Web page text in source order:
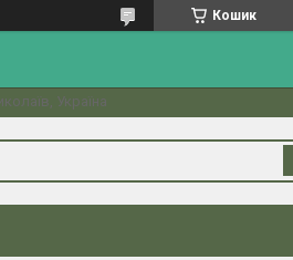
Кошик
Україна